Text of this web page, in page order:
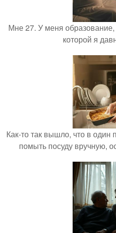
Мне 27. У меня образование,
которой я
Как-то так вышло, что в
помыть посуду вручную,